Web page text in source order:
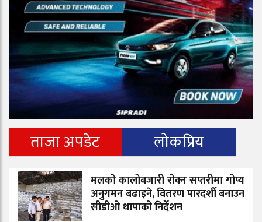
ताजा अपडेट लोकप्रिय
मलको कालोबजारी रोक्न सप्तरीमा गोप्य
अनुगमन बढाइने, वितरण पारदर्शी बनाउन
सीडीओ थापाको निर्देशन